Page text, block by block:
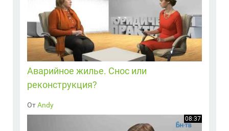
Аварийное жилье. Снос или
реконструкция?
ОтAndy
08:37